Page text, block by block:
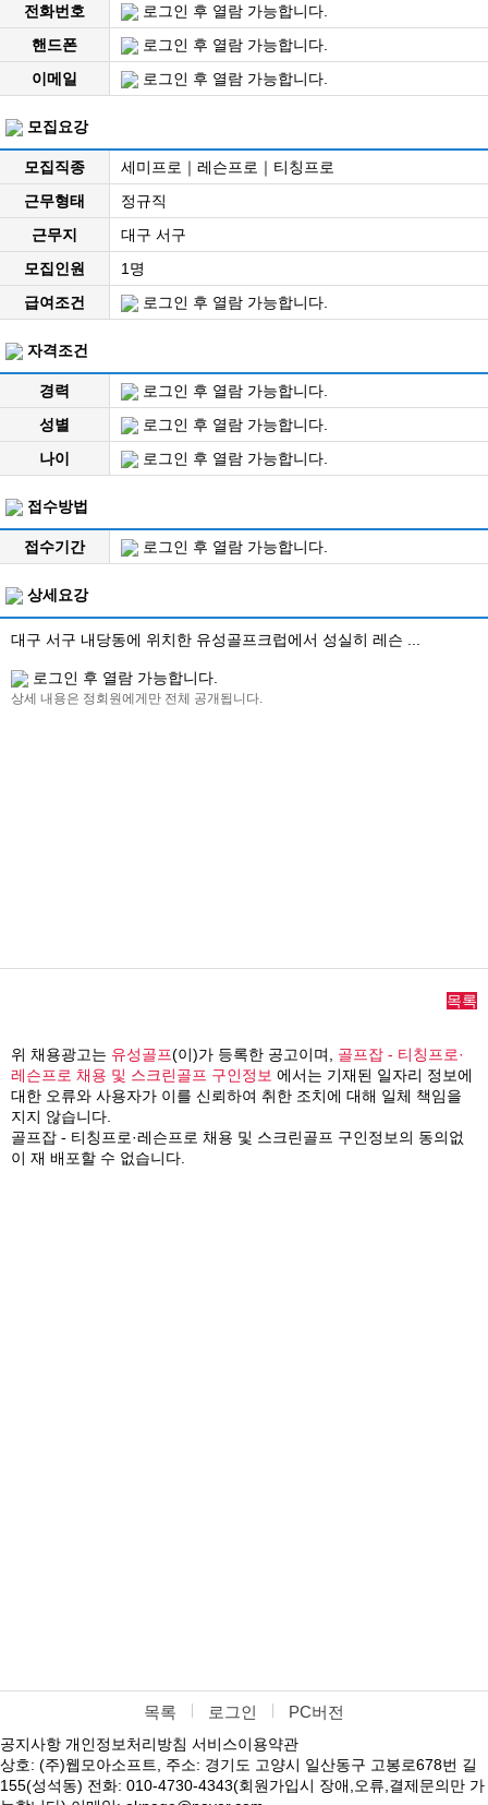
전화번호
로그인 후 열람 가능합니다.
핸드폰
로그인 후 열람 가능합니다.
이메일
로그인 후 열람 가능합니다.
모집요강
모집직종
세미프로｜레슨프로｜티칭프로
근무형태
정규직
근무지
대구 서구
모집인원
1명
급여조건
로그인 후 열람 가능합니다.
자격조건
경력
로그인 후 열람 가능합니다.
성별
로그인 후 열람 가능합니다.
나이
로그인 후 열람 가능합니다.
접수방법
접수기간 로그인 후 열람 가능합니다.
상세요강
대구 서구 내당동에 위치한 유성골프크럽에서 성실히 레슨 ...
로그인 후 열람 가능합니다.
상세 내용은 정회원에게만 전체 공개됩니다.
목록
위 채용광고는 유성골프(이)가 등록한 공고이며, 골프잡 - 티칭프로·
레슨프로 채용 및 스크린골프 구인정보 에서는 기재된 일자리 정보에
대한 오류와 사용자가 이를 신뢰하여 취한 조치에 대해 일체 책임을
지지 않습니다.
골프잡 - 티칭프로·레슨프로 채용 및 스크린골프 구인정보의 동의없
이 재 배포할 수 없습니다.
목록 로그인 PC버전
공지사항 개인정보처리방침 서비스이용약관
상호: (주)웹모아소프트, 주소: 경기도 고양시 일산동구 고봉로678번 길
155(성석동) 전화: 010-4730-4343(회원가입시 장애,오류,결제문의만 가